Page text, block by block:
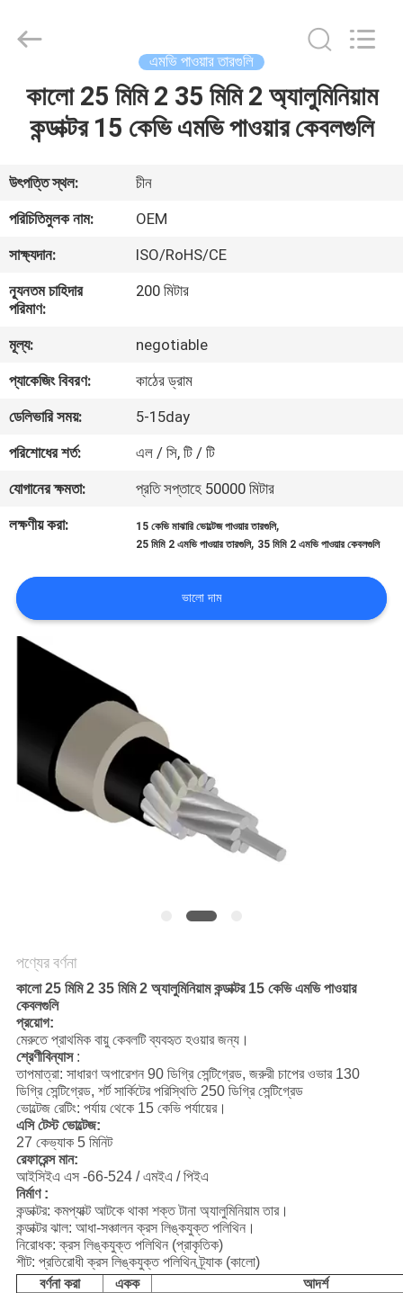
বাড়ি
আমাদের
সম্পর্কে
কারখানা
ভ্রমণ
মান
নিয়ন্ত্রণ
যোগাযোগ
করুন
উদ্ধৃতির
জন্য
আবেদন
PRIVACY
POLICY
Management
Services
Reserved.
এমভি পাওয়ার তারগুলি
কালো 25 মিমি 2 35 মিমি 2 অ্যালুমিনিয়াম
কন্ডাক্টর 15 কেভি এমভি পাওয়ার কেবলগুলি
উৎপত্তি স্থল:
চীন
পরিচিতিমুলক নাম:
OEM
সাক্ষ্যদান:
ISO/RoHS/CE
ন্যূনতম চাহিদার
পরিমাণ:
200 মিটার
মূল্য:
negotiable
প্যাকেজিং বিবরণ:
কাঠের ড্রাম
ডেলিভারি সময়:
5-15day
পরিশোধের শর্ত:
এল / সি, টি / টি
যোগানের ক্ষমতা:
প্রতি সপ্তাহে 50000 মিটার
লক্ষণীয় করা:
15 কেভি মাঝারি ভোল্টেজ পাওয়ার তারগুলি,
25 মিমি 2 এমভি পাওয়ার তারগুলি, 35 মিমি 2 এমভি পাওয়ার কেবলগুলি
ভালো দাম
পণ্যের বর্ণনা
কালো 25 মিমি 2 35 মিমি 2 অ্যালুমিনিয়াম কন্ডাক্টর 15 কেভি এমভি পাওয়ার
কেবলগুলি
প্রয়োগ:
মেরুতে প্রাথমিক বায়ু কেবলটি ব্যবহৃত হওয়ার জন্য।
শ্রেণীবিন্যাস :
তাপমাত্রা: সাধারণ অপারেশন 90 ডিগ্রি সেন্টিগ্রেড, জরুরী চাপের ওভার 130
ডিগ্রি সেন্টিগ্রেড, শর্ট সার্কিটের পরিস্থিতি 250 ডিগ্রি সেন্টিগ্রেড
ভোল্টেজ রেটিং: পর্যায় থেকে 15 কেভি পর্যায়ের।
এসি টেস্ট ভোল্টেজ:
27 কেভ্যাক 5 মিনিট
রেফারেন্স মান:
আইসিইএ এস -66-524 / এমইএ / পিইএ
নির্মাণ :
কন্ডাক্টর: কমপ্যাক্ট আটকে থাকা শক্ত টানা অ্যালুমিনিয়াম তার।
কন্ডাক্টর ঝাল: আধা-সঞ্চালন ক্রস লিঙ্কযুক্ত পলিথিন।
নিরোধক: ক্রস লিঙ্কযুক্ত পলিথিন (প্রাকৃতিক)
শীট: প্রতিরোধী ক্রস লিঙ্কযুক্ত পলিথিন ট্র্যাক (কালো)
বর্ণনা করা
একক
আদর্শ